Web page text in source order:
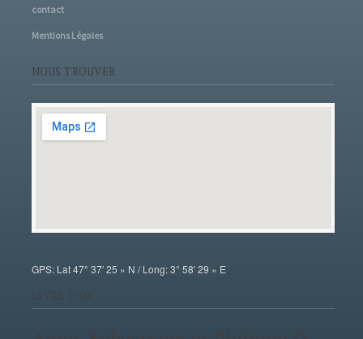
contact
Mentions Légales
NOUS TROUVER
GPS: Lat 47° 37′ 25 » N / Long: 3° 58′ 29 » E
LIVRE D'OR